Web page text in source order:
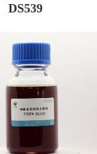
DS539